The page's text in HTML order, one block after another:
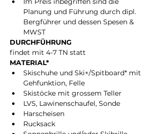
Planung und Führung durch dipl.
Bergführer und dessen Spesen &
MWST
DURCHFÜHRUNG
findet mit 4-7 TN statt
MATERIAL*
Skischuhe und Ski+/Spitboard* mit
Gehfunktion, Felle
Skistöcke mit grossem Teller
LVS, Lawinenschaufel, Sonde
Harscheisen
Rucksack